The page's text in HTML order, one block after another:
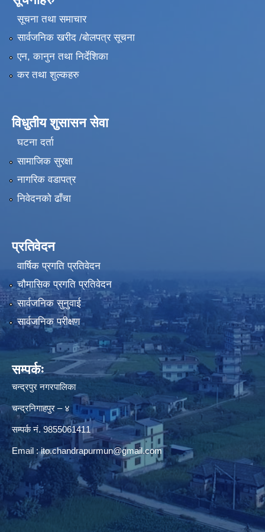
सूचना तथा समाचार
सार्वजनिक खरीद /बोलपत्र सूचना
एन, कानुन तथा निर्देशिका
कर तथा शुल्कहरु
विधुतीय शुसासन सेवा
घटना दर्ता
सामाजिक सुरक्षा
नागरिक वडापत्र
निवेदनको ढाँचा
प्रतिवेदन
वार्षिक प्रगति प्रतिवेदन
चौमासिक प्रगति प्रतिवेदन
सार्वजनिक सुनुवाई
सार्वजनिक परीक्षण
सम्पर्कः
चन्द्रपुर नगरपालिका
चन्द्रनिगाहपुर – ४
सम्पर्क नं. 9855061411
Email :ito.chandrapurmun@gmail.com